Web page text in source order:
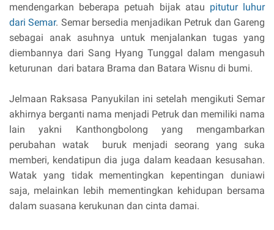
mendengarkan beberapa petuah bijak atau pitutur luhur
dari Semar. Semar bersedia menjadikan Petruk dan Gareng
sebagai anak asuhnya untuk menjalankan tugas yang
diembannya dari Sang Hyang Tunggal dalam mengasuh
keturunan dari batara Brama dan Batara Wisnu di bumi.
Jelmaan Raksasa Panyukilan ini setelah mengikuti Semar
akhirnya berganti nama menjadi Petruk dan memiliki nama
lain yakni Kanthongbolong yang mengambarkan
perubahan watak buruk menjadi seorang yang suka
memberi, kendatipun dia juga dalam keadaan kesusahan.
Watak yang tidak mementingkan kepentingan duniawi
saja, melainkan lebih mementingkan kehidupan bersama
dalam suasana kerukunan dan cinta damai.